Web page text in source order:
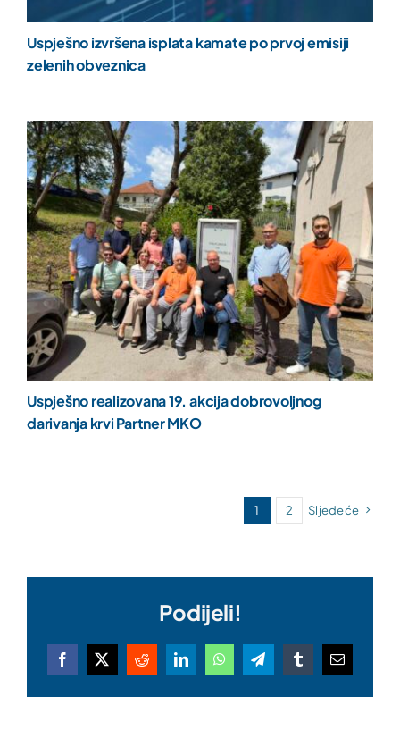
Uspješno izvršena isplata kamate po prvoj emisiji
zelenih obveznica
Uspješno realizovana 19. akcija dobrovoljnog
darivanja krvi Partner MKO
1 2 Sljedeće
Podijeli!
Facebook
X RedditLinkedInWhatsAppTelegramTumblrEmail